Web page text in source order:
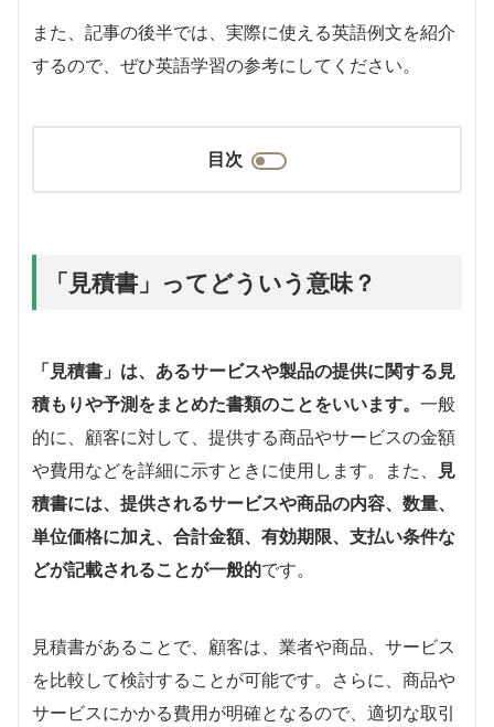
また、記事の後半では、実際に使える英語例文を紹介
するので、ぜひ英語学習の参考にしてください。
目次
「見積書」ってどういう意味？
「見積書」は、あるサービスや製品の提供に関する見
積もりや予測をまとめた書類のことをいいます。 一般
的に、顧客に対して、提供する商品やサービスの金額
や費用などを詳細に示すときに使用します。また、
見
積書には、提供されるサービスや商品の内容、数量、
単位価格に加え、合計金額、有効期限、支払い条件な
どが記載されることが一般的です。
見積書があることで、顧客は、業者や商品、サービス
を比較して検討することが可能です。さらに、商品や
サービスにかかる費用が明確となるので、適切な取引